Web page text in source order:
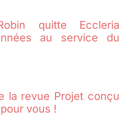
quitte Eccleria
au service du
la revue Projet conçu
vous !